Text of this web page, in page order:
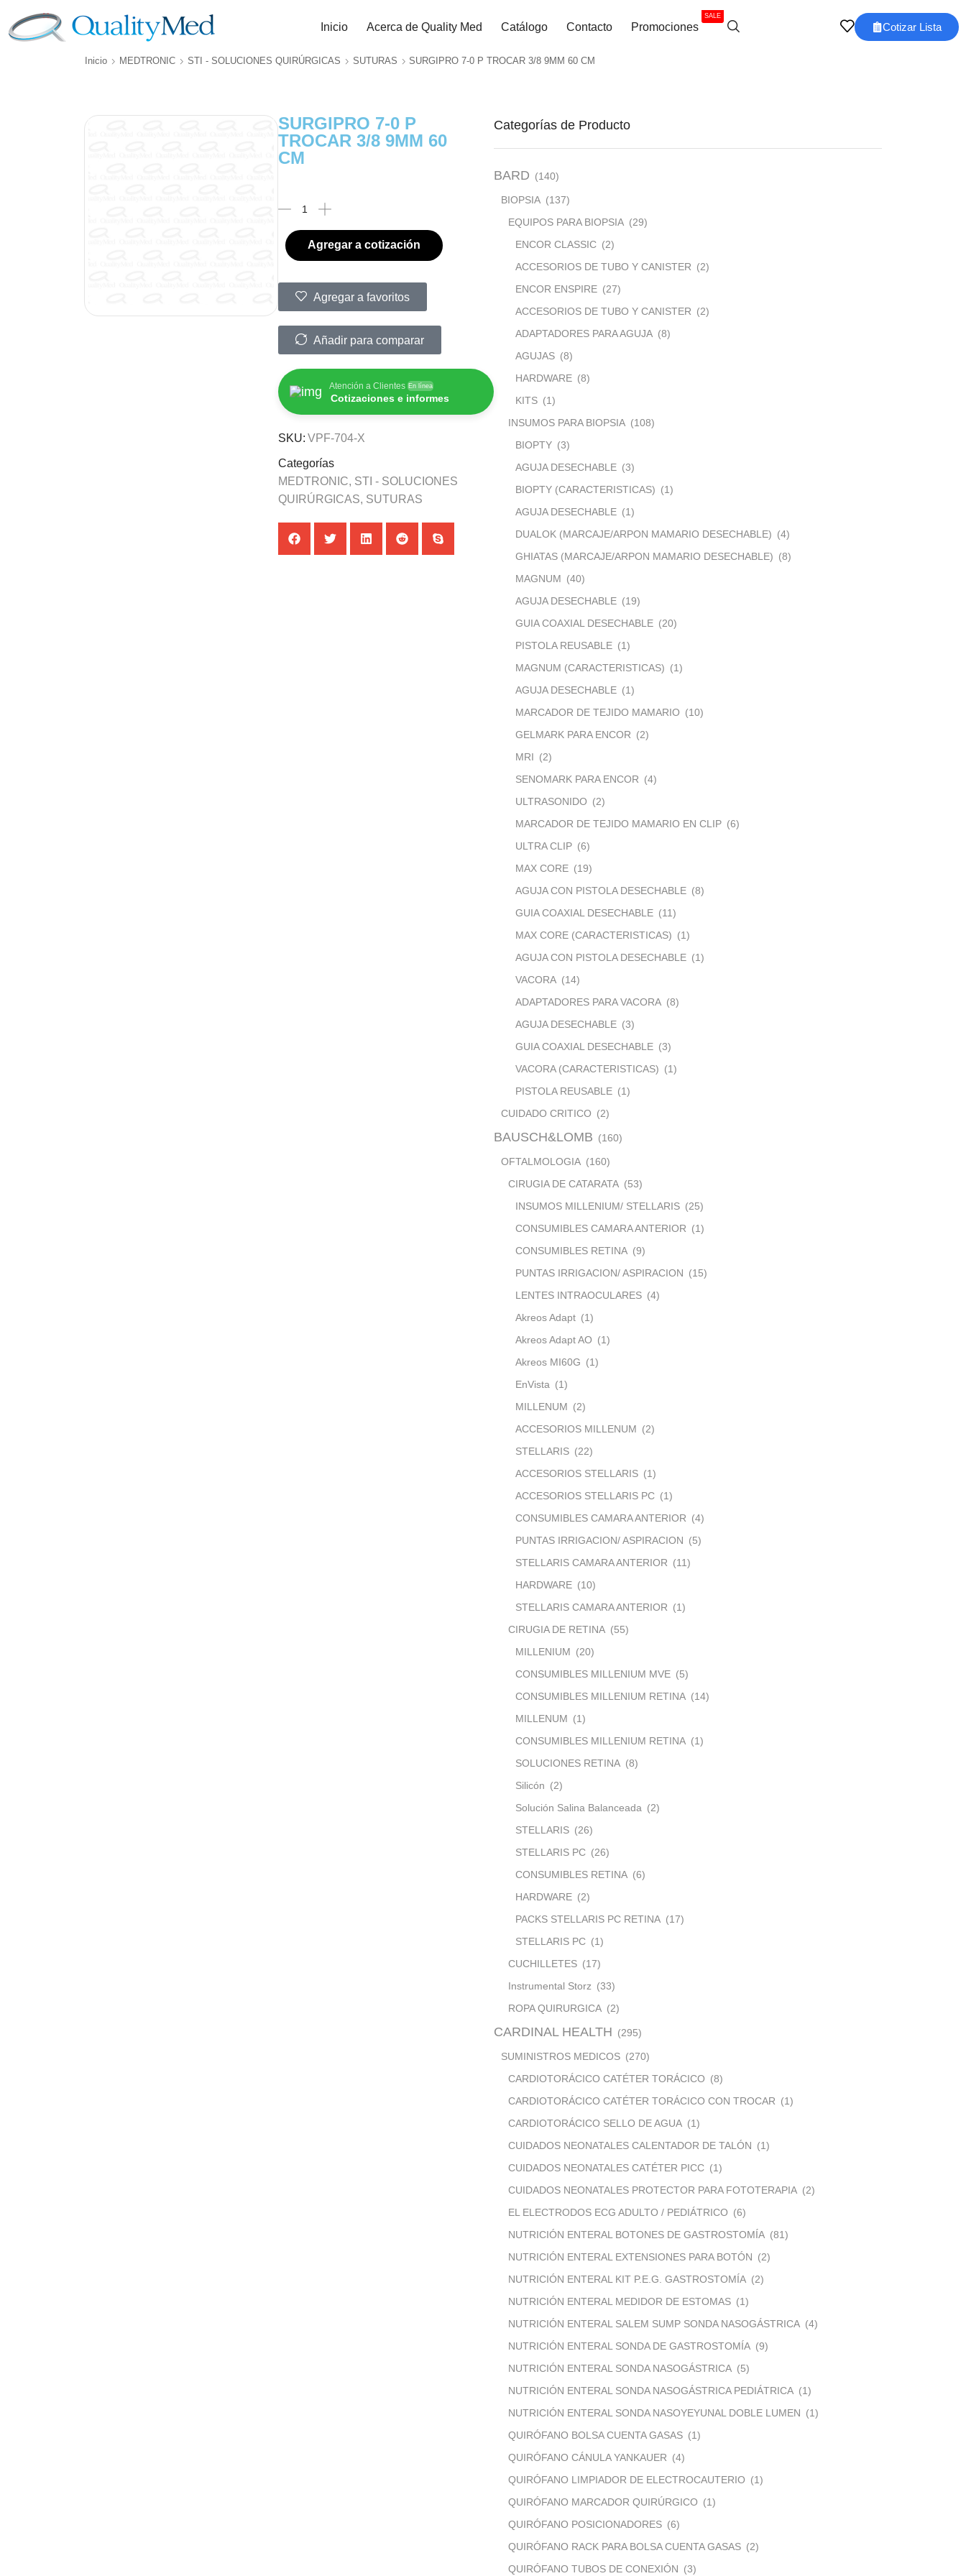
Inicio Acerca de Quality Med Catálogo Contacto Promociones
SALE
Cotizar Lista
Inicio MEDTRONIC STI - SOLUCIONES QUIRÚRGICAS SUTURAS SURGIPRO 7-0 P TROCAR 3/8 9MM 60 CM
SURGIPRO 7-0 P
TROCAR 3/8 9MM 60
CM
Agregar a cotización
Agregar a favoritos
Añadir para comparar
Atención a Clientes En línea
Cotizaciones e informes
SKU: VPF-704-X
Categorías
MEDTRONIC, STI - SOLUCIONES
QUIRÚRGICAS, SUTURAS
Categorías de Producto
BARD (140)
BIOPSIA (137)
EQUIPOS PARA BIOPSIA (29)
ENCOR CLASSIC (2)
ACCESORIOS DE TUBO Y CANISTER (2)
ENCOR ENSPIRE (27)
ACCESORIOS DE TUBO Y CANISTER (2)
ADAPTADORES PARA AGUJA (8)
AGUJAS (8)
HARDWARE (8)
KITS (1)
INSUMOS PARA BIOPSIA (108)
BIOPTY (3)
AGUJA DESECHABLE (3)
BIOPTY (CARACTERISTICAS) (1)
AGUJA DESECHABLE (1)
DUALOK (MARCAJE/ARPON MAMARIO DESECHABLE) (4)
GHIATAS (MARCAJE/ARPON MAMARIO DESECHABLE) (8)
MAGNUM (40)
AGUJA DESECHABLE (19)
GUIA COAXIAL DESECHABLE (20)
PISTOLA REUSABLE (1)
MAGNUM (CARACTERISTICAS) (1)
AGUJA DESECHABLE (1)
MARCADOR DE TEJIDO MAMARIO (10)
GELMARK PARA ENCOR (2)
MRI (2)
SENOMARK PARA ENCOR (4)
ULTRASONIDO (2)
MARCADOR DE TEJIDO MAMARIO EN CLIP (6)
ULTRA CLIP (6)
MAX CORE (19)
AGUJA CON PISTOLA DESECHABLE (8)
GUIA COAXIAL DESECHABLE (11)
MAX CORE (CARACTERISTICAS) (1)
AGUJA CON PISTOLA DESECHABLE (1)
VACORA (14)
ADAPTADORES PARA VACORA (8)
AGUJA DESECHABLE (3)
GUIA COAXIAL DESECHABLE (3)
VACORA (CARACTERISTICAS) (1)
PISTOLA REUSABLE (1)
CUIDADO CRITICO (2)
BAUSCH&LOMB (160)
OFTALMOLOGIA (160)
CIRUGIA DE CATARATA (53)
INSUMOS MILLENIUM/ STELLARIS (25)
CONSUMIBLES CAMARA ANTERIOR (1)
CONSUMIBLES RETINA (9)
PUNTAS IRRIGACION/ ASPIRACION (15)
LENTES INTRAOCULARES (4)
Akreos Adapt (1)
Akreos Adapt AO (1)
Akreos MI60G (1)
EnVista (1)
MILLENUM (2)
ACCESORIOS MILLENUM (2)
STELLARIS (22)
ACCESORIOS STELLARIS (1)
ACCESORIOS STELLARIS PC (1)
CONSUMIBLES CAMARA ANTERIOR (4)
PUNTAS IRRIGACION/ ASPIRACION (5)
STELLARIS CAMARA ANTERIOR (11)
HARDWARE (10)
STELLARIS CAMARA ANTERIOR (1)
CIRUGIA DE RETINA (55)
MILLENIUM (20)
CONSUMIBLES MILLENIUM MVE (5)
CONSUMIBLES MILLENIUM RETINA (14)
MILLENUM (1)
CONSUMIBLES MILLENIUM RETINA (1)
SOLUCIONES RETINA (8)
Silicón (2)
Solución Salina Balanceada (2)
STELLARIS (26)
STELLARIS PC (26)
CONSUMIBLES RETINA (6)
HARDWARE (2)
PACKS STELLARIS PC RETINA (17)
STELLARIS PC (1)
CUCHILLETES (17)
Instrumental Storz (33)
ROPA QUIRURGICA (2)
CARDINAL HEALTH (295)
SUMINISTROS MEDICOS (270)
CARDIOTORÁCICO CATÉTER TORÁCICO (8)
CARDIOTORÁCICO CATÉTER TORÁCICO CON TROCAR (1)
CARDIOTORÁCICO SELLO DE AGUA (1)
CUIDADOS NEONATALES CALENTADOR DE TALÓN (1)
CUIDADOS NEONATALES CATÉTER PICC (1)
CUIDADOS NEONATALES PROTECTOR PARA FOTOTERAPIA (2)
EL ELECTRODOS ECG ADULTO / PEDIÁTRICO (6)
NUTRICIÓN ENTERAL BOTONES DE GASTROSTOMÍA (81)
NUTRICIÓN ENTERAL EXTENSIONES PARA BOTÓN (2)
NUTRICIÓN ENTERAL KIT P.E.G. GASTROSTOMÍA (2)
NUTRICIÓN ENTERAL MEDIDOR DE ESTOMAS (1)
NUTRICIÓN ENTERAL SALEM SUMP SONDA NASOGÁSTRICA (4)
NUTRICIÓN ENTERAL SONDA DE GASTROSTOMÍA (9)
NUTRICIÓN ENTERAL SONDA NASOGÁSTRICA (5)
NUTRICIÓN ENTERAL SONDA NASOGÁSTRICA PEDIÁTRICA (1)
NUTRICIÓN ENTERAL SONDA NASOYEYUNAL DOBLE LUMEN (1)
QUIRÓFANO BOLSA CUENTA GASAS (1)
QUIRÓFANO CÁNULA YANKAUER (4)
QUIRÓFANO LIMPIADOR DE ELECTROCAUTERIO (1)
QUIRÓFANO MARCADOR QUIRÚRGICO (1)
QUIRÓFANO POSICIONADORES (6)
QUIRÓFANO RACK PARA BOLSA CUENTA GASAS (2)
QUIRÓFANO TUBOS DE CONEXIÓN (3)